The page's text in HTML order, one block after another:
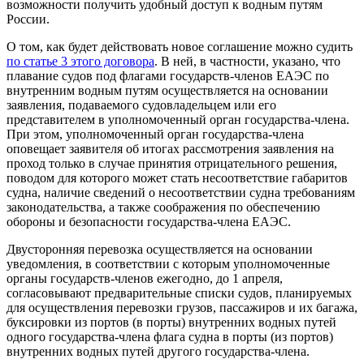
возможности получить удобный доступ к водным путям
России.
О том, как будет действовать новое соглашение можно судить
по статье 3 этого договора. В ней, в частности, указано, что
плавание судов под флагами государств-членов ЕАЭС по
внутренним водным путям осуществляется на основании
заявления, подаваемого судовладельцем или его
представителем в уполномоченный орган государства-члена.
При этом, уполномоченный орган государства-члена
оповещает заявителя об итогах рассмотрения заявления на
проход только в случае принятия отрицательного решения,
поводом для которого может стать несоответствие габаритов
судна, наличие сведений о несоответствии судна требованиям
законодательства, а также соображения по обеспечению
обороны и безопасности государства-члена ЕАЭС.
Двусторонняя перевозка осуществляется на основании
уведомления, в соответствии с которым уполномоченные
органы государств-членов ежегодно, до 1 апреля,
согласовывают предварительные списки судов, планируемых
для осуществления перевозки грузов, пассажиров и их багажа,
буксировки из портов (в порты) внутренних водных путей
одного государства-члена флага судна в порты (из портов)
внутренних водных путей другого государства-члена.